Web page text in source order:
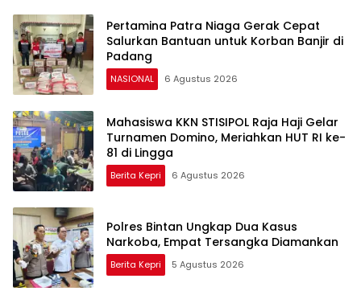
Pertamina Patra Niaga Gerak Cepat
Salurkan Bantuan untuk Korban Banjir di
Padang
NASIONAL 6 Agustus 2026
Mahasiswa KKN STISIPOL Raja Haji Gelar
Turnamen Domino, Meriahkan HUT RI ke-
81 di Lingga
Berita Kepri 6 Agustus 2026
Polres Bintan Ungkap Dua Kasus
Narkoba, Empat Tersangka Diamankan
Berita Kepri 5 Agustus 2026